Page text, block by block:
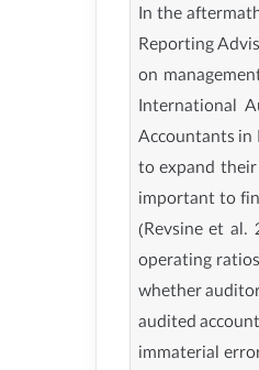
In the
Reporting
on
International
Accountants in
to expand
important to
(Revsine et
operating
whether
audited
immaterial